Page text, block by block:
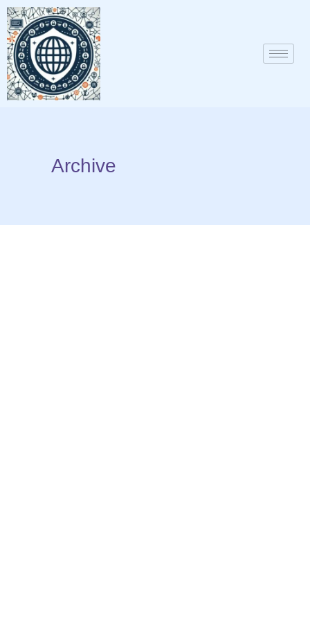
Archive